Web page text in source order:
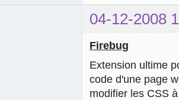
04-12-2008
Firebug
Extension ultime
code d'une page
modifier les CSS